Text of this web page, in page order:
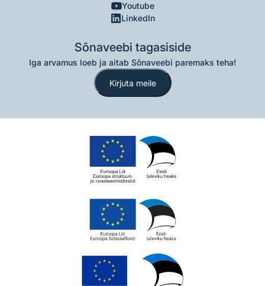
Youtube
LinkedIn
Sõnaveebi tagasiside
Iga arvamus loeb ja aitab Sõnaveebi paremaks teha!
Kirjuta meile